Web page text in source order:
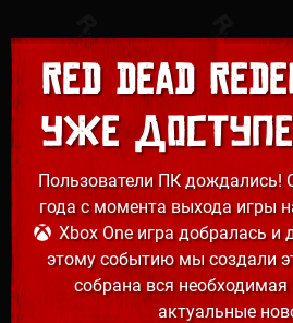
Red Dead
уже
Пользователи ПК дождались!
года с момента выхода игры
Xbox One игра добралась и
этому событию мы создали
собрана вся
актуальные